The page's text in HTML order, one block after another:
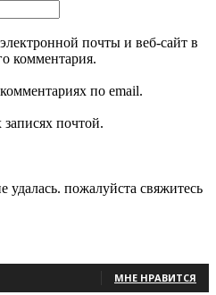
почты и веб-сайт в
комментария.
по email.
почтой.
удалась. пожалуйста свяжитесь
МНЕ НРАВИТСЯ